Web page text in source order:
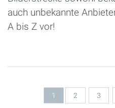
auch unbekannte
A bis Z vor!
1 2 3